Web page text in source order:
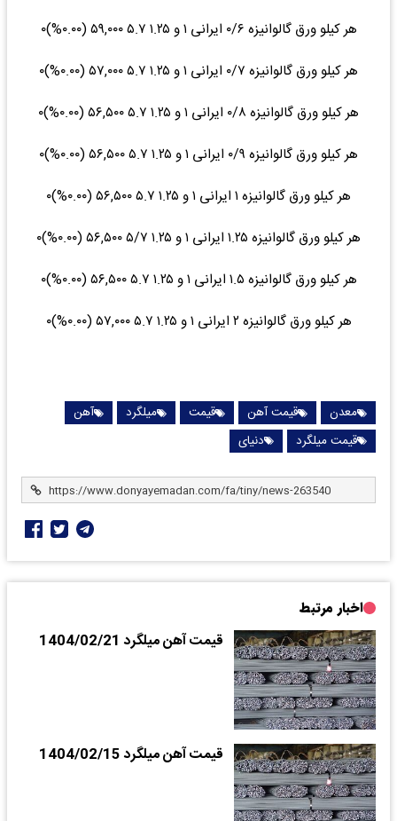
هر کیلو ورق گالوانیزه ۰/۶ ایرانی ۱ و ۱.۲۵ ۵.۷ ۵۹,۰۰۰ (۰.۰۰%)۰
هر کیلو ورق گالوانیزه ۰/۷ ایرانی ۱ و ۱.۲۵ ۵.۷ ۵۷,۰۰۰ (۰.۰۰%)۰
هر کیلو ورق گالوانیزه ۰/۸ ایرانی ۱ و ۱.۲۵ ۵.۷ ۵۶,۵۰۰ (۰.۰۰%)۰
هر کیلو ورق گالوانیزه ۰/۹ ایرانی ۱ و ۱.۲۵ ۵.۷ ۵۶,۵۰۰ (۰.۰۰%)۰
هر کیلو ورق گالوانیزه ۱ ایرانی ۱ و ۱.۲۵ ۵.۷ ۵۶,۵۰۰ (۰.۰۰%)۰
هر کیلو ورق گالوانیزه ۱.۲۵ ایرانی ۱ و ۱.۲۵ ۵/۷ ۵۶,۵۰۰ (۰.۰۰%)۰
هر کیلو ورق گالوانیزه ۱.۵ ایرانی ۱ و ۱.۲۵ ۵.۷ ۵۶,۵۰۰ (۰.۰۰%)۰
هر کیلو ورق گالوانیزه ۲ ایرانی ۱ و ۱.۲۵ ۵.۷ ۵۷,۰۰۰ (۰.۰۰%)۰
معدن قیمت آهن قیمت میلگرد
آهن
قیمت میلگرد
دنیای
اخبار مرتبط
قیمت آهن میلگرد 1404/02/21
قیمت آهن میلگرد 1404/02/15